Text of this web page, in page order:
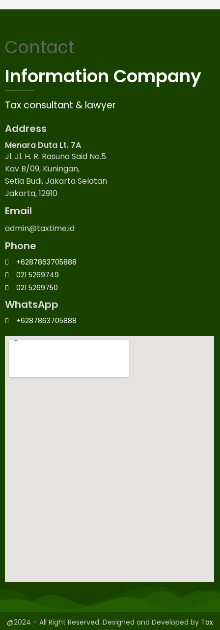
Contact
Information Company
Tax consultant & lawyer
Address
Menara Duta Lt. 7A
Jl. Jl. H. R. Rasuna Said No.5
Kav B/09, Kuningan,
Setia Budi, Jakarta Selatan
Jakarta, 12910
Email
admin@taxtime.id
Phone
+6287863705888
021 5269749
021 5269750
WhatsApp
+6287863705888
@2024 – All Right Reserved. Designed and Developed by Tax